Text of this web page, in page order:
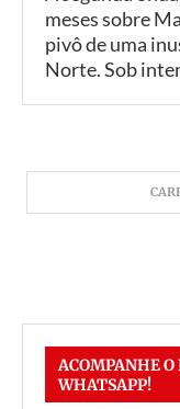
meses sobre
pivô de uma
Norte. Sob
ACOMPANHE O
WHATSAPP!